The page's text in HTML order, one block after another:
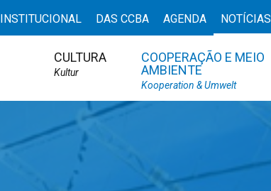
INSTITUCIONAL DAS CCBA AGENDA NOTÍCIAS
CULTURA
Kultur
COOPERAÇÃO E MEIO
AMBIENTE
Kooperation & Umwelt